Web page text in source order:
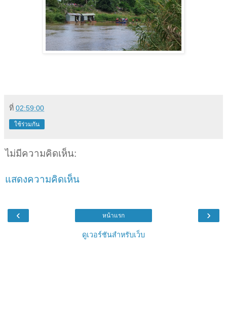
ที่ 02:59:00
ใช้ร่วมกัน
ไม่มีความคิดเห็น:
แสดงความคิดเห็น
‹ ›
หน้าแรก
ดูเวอร์ชันสำหรับเว็บ